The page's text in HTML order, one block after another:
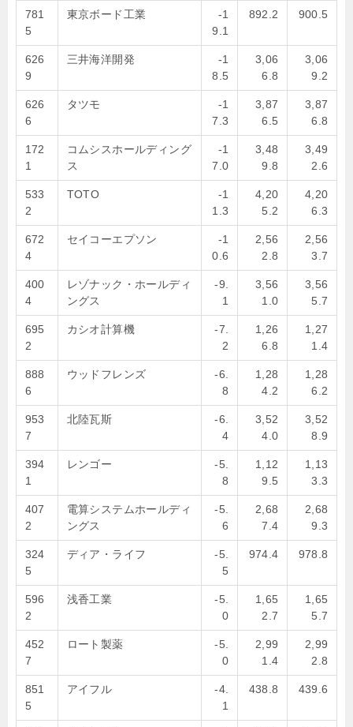
781
5
東京ボード工業
-1
9.1
892.2 900.5
626
9
三井海洋開発
-1
8.5
3,06
6.8
3,06
9.2
626
6
タツモ
-1
7.3
3,87
6.5
3,87
6.8
172
1
コムシスホールディング
ス
-1
7.0
3,48
9.8
3,49
2.6
533
2
TOTO
-1
1.3
4,20
5.2
4,20
6.3
672
4
セイコーエプソン
-1
0.6
2,56
2.8
2,56
3.7
400
4
レゾナック・ホールディ
ングス
-9.
1
3,56
1.0
3,56
5.7
695
2
カシオ計算機
-7.
2
1,26
6.8
1,27
1.4
888
6
ウッドフレンズ
-6.
8
1,28
4.2
1,28
6.2
953
7
北陸瓦斯
-6.
4
3,52
4.0
3,52
8.9
394
1
レンゴー
-5.
8
1,12
9.5
1,13
3.3
407
2
電算システムホールディ
ングス
-5.
6
2,68
7.4
2,68
9.3
324
5
ディア・ライフ
-5.
5
974.4 978.8
596
2
浅香工業
-5.
0
1,65
2.7
1,65
5.7
452
7
ロート製薬
-5.
0
2,99
1.4
2,99
2.8
851
5
アイフル
-4.
1
438.8 439.6